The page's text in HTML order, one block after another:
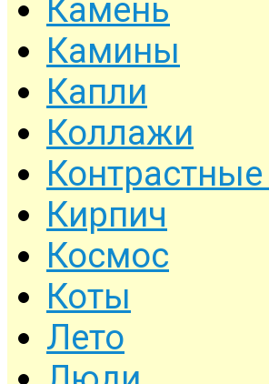
Камень
Камины
Капли
Коллажи
Кирпич
Космос
Коты
Лето